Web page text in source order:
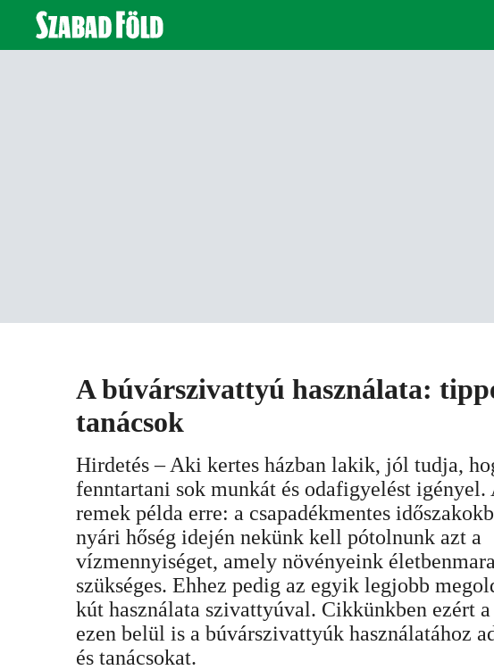
A búvárszivattyú használata:
tanácsok
Hirdetés – Aki kertes házban lakik, jól tudja,
fenntartani sok munkát és odafigyelést igényel.
remek példa erre: a csapadékmentes
nyári hőség idején nekünk kell pótolnunk azt a
vízmennyiséget, amely növényeink
szükséges. Ehhez pedig az egyik legjobb
kút használata szivattyúval. Cikkünkben ezért
ezen belül is a búvárszivattyúk használatához
és tanácsokat.